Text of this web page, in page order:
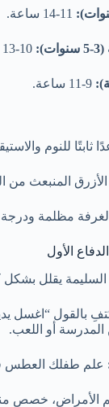
ثابتًا للنوم
الأزرق المنبعث من
مظلمة ودرجة
الأول
السليمة يقلل
بالقول “اغسل
المدرسة أو اللعب.
علم طفلك العطس
خصص